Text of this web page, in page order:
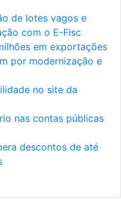
de lotes vagos e
com o E-Fisc
em exportações
por modernização e
no site da
nas contas públicas
descontos de até